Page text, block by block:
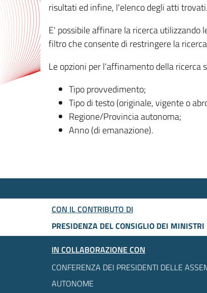
risultati ed infine, l'elenco degli atti trovati.
E' possibile affinare la ricerca
filtro che consente di restringere la
Le opzioni per l'affinamento della ricerca
Tipo provvedimento;
Tipo di testo (originale, vigente o
Regione/Provincia autonoma;
Anno (di emanazione).
CON IL CONTRIBUTO DI
PRESIDENZA DEL CONSIGLIO DEI MINISTRI
IN COLLABORAZIONE CON
CONFERENZA DEI PRESIDENTI DELLE
AUTONOME